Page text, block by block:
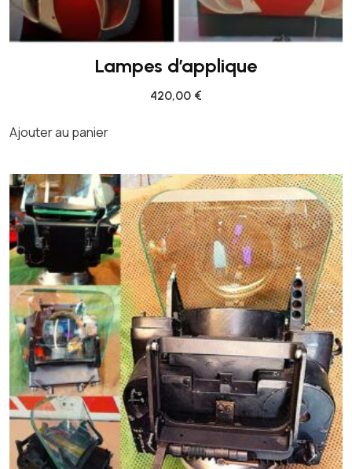
I
Lampes d’applique
420,00 €
Ajouter au panier